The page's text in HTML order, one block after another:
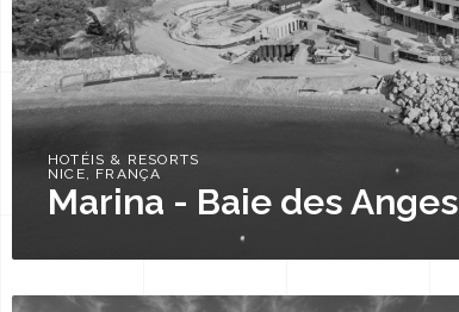
HOTÉIS & RESORTS
NICE, FRANÇA
Marina - Baie des Anges